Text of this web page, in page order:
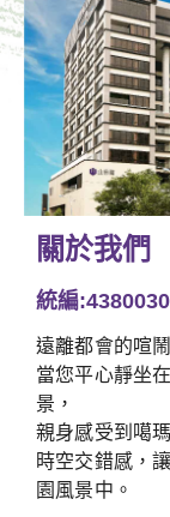
關於我們
統編
遠離都會的喧
當您平心靜坐
景，
親身感受到噶
時空交錯感，
園風景中。